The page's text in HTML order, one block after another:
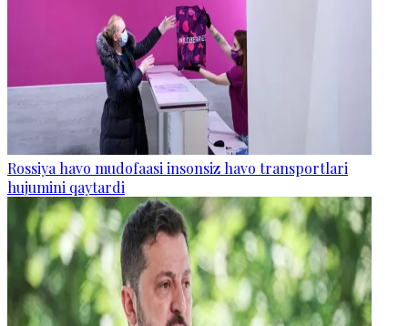
Rossiya havo mudofaasi insonsiz havo transportlari
hujumini qaytardi